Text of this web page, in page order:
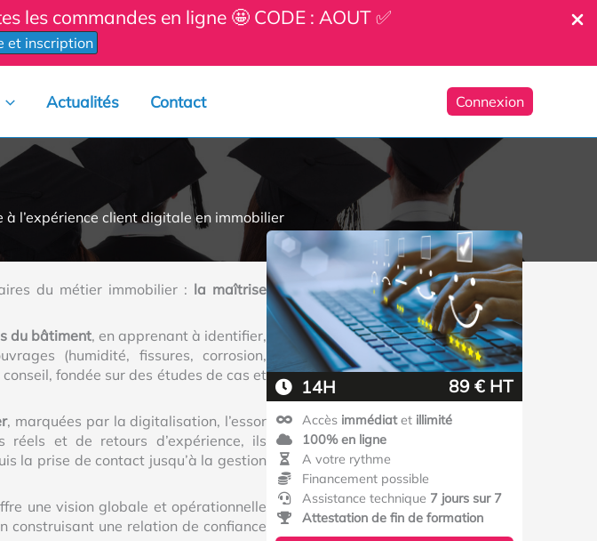
les commandes en ligne 🤩 CODE : AOUT ✅
et inscription
Actualités Contact Connexion
l’expérience client digitale en immobilier
du métier immobilier : la maîtrise
du bâtiment, en apprenant à identifier,
(humidité, fissures, corrosion,
fondée sur des études de cas et
, marquées par la digitalisation, l’essor
réels et de retours d’expérience, ils
la prise de contact jusqu’à la gestion
une vision globale et opérationnelle
construisant une relation de confiance
14H 89 € HT
Accès immédiatet illimité
100% en ligne
A votre rythme
Financement possible
Assistance technique 7 jours sur 7
Attestation de fin de formation